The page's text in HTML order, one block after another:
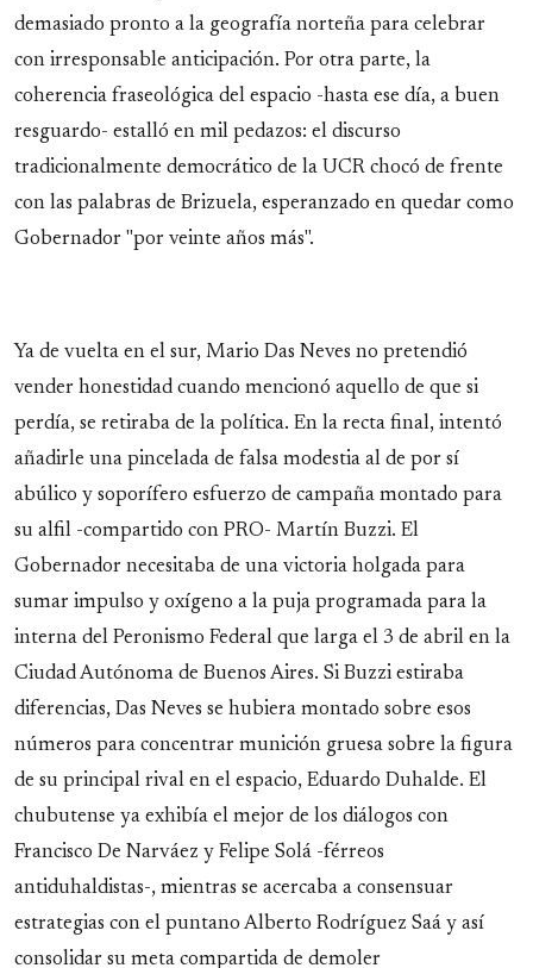
demasiado pronto a la geografía norteña para celebrar
con irresponsable anticipación. Por otra parte, la
coherencia fraseológica del espacio -hasta ese día, a buen
resguardo- estalló en mil pedazos: el discurso
tradicionalmente democrático de la UCR chocó de frente
con las palabras de Brizuela, esperanzado en quedar como
Gobernador "por veinte años más".
Ya de vuelta en el sur, Mario Das Neves no pretendió
vender honestidad cuando mencionó aquello de que si
perdía, se retiraba de la política. En la recta final, intentó
añadirle una pincelada de falsa modestia al de por sí
abúlico y soporífero esfuerzo de campaña montado para
su alfil -compartido con PRO- Martín Buzzi. El
Gobernador necesitaba de una victoria holgada para
sumar impulso y oxígeno a la puja programada para la
interna del Peronismo Federal que larga el 3 de abril en la
Ciudad Autónoma de Buenos Aires. Si Buzzi estiraba
diferencias, Das Neves se hubiera montado sobre esos
números para concentrar munición gruesa sobre la figura
de su principal rival en el espacio, Eduardo Duhalde. El
chubutense ya exhibía el mejor de los diálogos con
Francisco De Narváez y Felipe Solá -férreos
antiduhaldistas-, mientras se acercaba a consensuar
estrategias con el puntano Alberto Rodríguez Saá y así
consolidar su meta compartida de demoler